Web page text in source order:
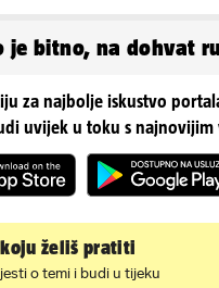
je bitno, na dohvat
za najbolje iskustvo
uvijek u toku s najnovijim
želiš pratiti
o temi i budi u tijeku